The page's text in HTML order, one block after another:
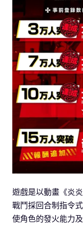
遊戲是以動畫《炎
戰鬥採回合制指令
使角色的發火能力